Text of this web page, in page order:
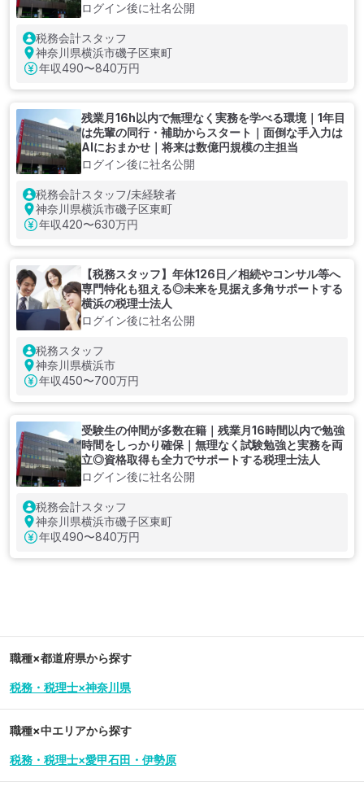
ログイン後に社名公開
税務会計スタッフ
神奈川県横浜市磯子区東町
年収490〜840万円
残業月16h以内で無理なく実務を学べる環境｜1年目
は先輩の同行・補助からスタート｜面倒な手入力は
AIにおまかせ｜将来は数億円規模の主担当
ログイン後に社名公開
税務会計スタッフ/未経験者
神奈川県横浜市磯子区東町
年収420〜630万円
【税務スタッフ】年休126日／相続やコンサル等へ
専門特化も狙える◎未来を見据え多角サポートする
横浜の税理士法人
ログイン後に社名公開
税務スタッフ
神奈川県横浜市
年収450〜700万円
受験生の仲間が多数在籍｜残業月16時間以内で勉強
時間をしっかり確保｜無理なく試験勉強と実務を両
立◎資格取得も全力でサポートする税理士法人
ログイン後に社名公開
税務会計スタッフ
神奈川県横浜市磯子区東町
年収490〜840万円
職種×都道府県から探す
税務・税理士×神奈川県
職種×中エリアから探す
税務・税理士×愛甲石田・伊勢原